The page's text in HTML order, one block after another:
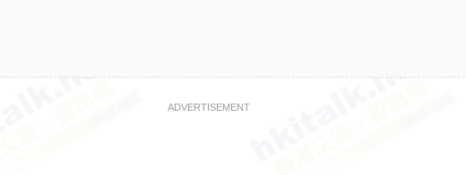
ADVERTISEMENT